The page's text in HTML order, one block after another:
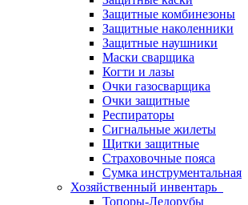
Защитные комбинезоны
Защитные наколенники
Защитные наушники
Маски сварщика
Когти и лазы
Очки газосварщика
Очки защитные
Респираторы
Сигнальные жилеты
Щитки защитные
Страховочные пояса
Сумка инструментальная
Хозяйственный инвентарь
Топоры-Ледорубы